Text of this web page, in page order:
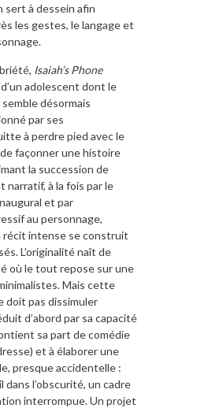
sert à dessein afin
les gestes, le langage et
Isaiah’s Phone
adolescent dont le
désormais
par ses
à perdre pied avec le
façonner une histoire
la succession de
narratif, à la fois par le
et par
au personnage,
récit intense se construit
L’originalité naît de
où le tout repose sur une
Mais cette
doit pas dissimuler
d’abord par sa capacité
sa part de comédie
et à élaborer une
presque accidentelle :
dans l’obscurité, un cadre
interrompue. Un projet